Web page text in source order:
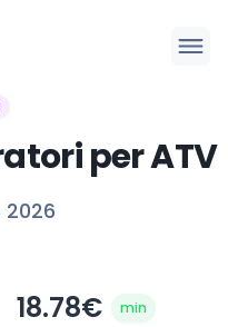
per ATV
18.78€ min